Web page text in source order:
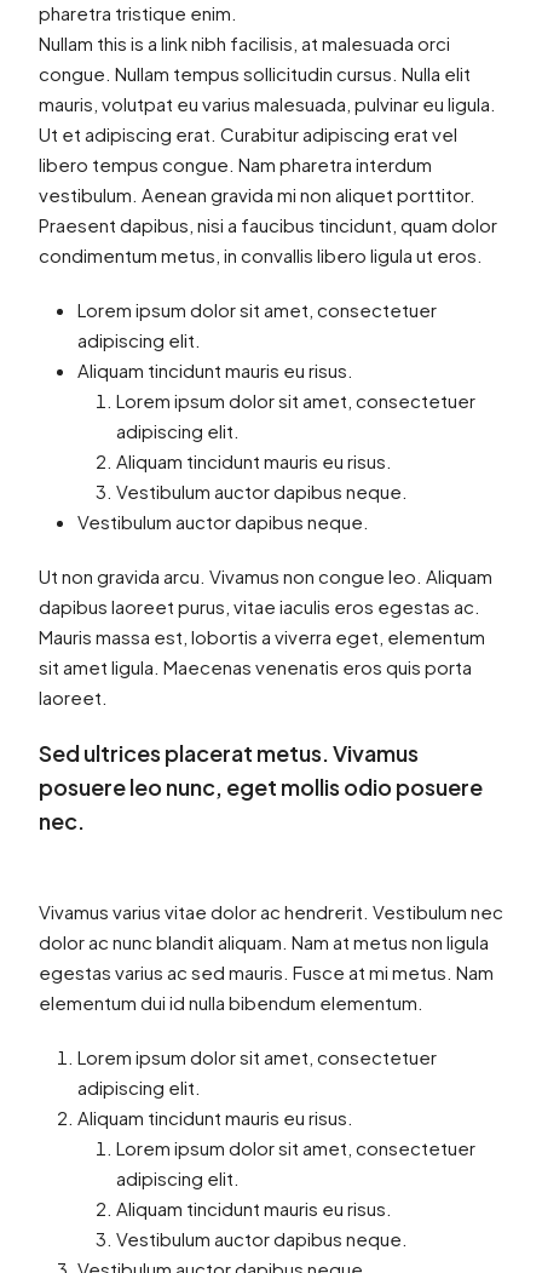
pharetra tristique enim.
Nullam this is a link nibh facilisis, at malesuada orci
congue. Nullam tempus sollicitudin cursus. Nulla elit
mauris, volutpat eu varius malesuada, pulvinar eu ligula.
Ut et adipiscing erat. Curabitur adipiscing erat vel
libero tempus congue. Nam pharetra interdum
vestibulum. Aenean gravida mi non aliquet porttitor.
Praesent dapibus, nisi a faucibus tincidunt, quam dolor
condimentum metus, in convallis libero ligula ut eros.
Lorem ipsum dolor sit amet, consectetuer
adipiscing elit.
Aliquam tincidunt mauris eu risus.
Lorem ipsum dolor sit amet, consectetuer
adipiscing elit.
Aliquam tincidunt mauris eu risus.
Vestibulum auctor dapibus neque.
Vestibulum auctor dapibus neque.
Ut non gravida arcu. Vivamus non congue leo. Aliquam
dapibus laoreet purus, vitae iaculis eros egestas ac.
Mauris massa est, lobortis a viverra eget, elementum
sit amet ligula. Maecenas venenatis eros quis porta
laoreet.
Sed ultrices placerat metus. Vivamus
posuere leo nunc, eget mollis odio posuere
nec.
Vivamus varius vitae dolor ac hendrerit. Vestibulum nec
dolor ac nunc blandit aliquam. Nam at metus non ligula
egestas varius ac sed mauris. Fusce at mi metus. Nam
elementum dui id nulla bibendum elementum.
Lorem ipsum dolor sit amet, consectetuer
adipiscing elit.
Aliquam tincidunt mauris eu risus.
Lorem ipsum dolor sit amet, consectetuer
adipiscing elit.
Aliquam tincidunt mauris eu risus.
Vestibulum auctor dapibus neque.
Vestibulum auctor dapibus neque.